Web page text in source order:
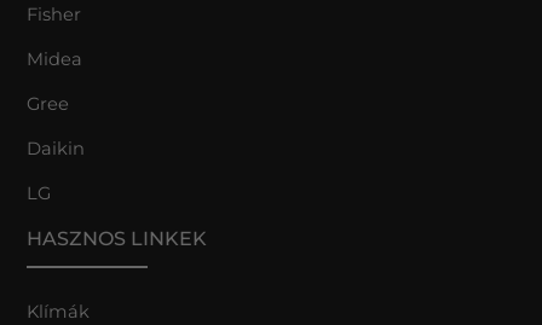
Fisher
Midea
Gree
Daikin
LG
HASZNOS LINKEK
Klímák